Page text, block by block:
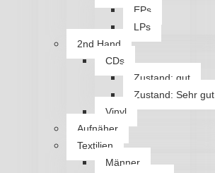
EPs
LPs
2nd Hand
CDs
Zustand: gut
Zustand: Sehr gut
Vinyl
Aufnäher
Textilien
Männer